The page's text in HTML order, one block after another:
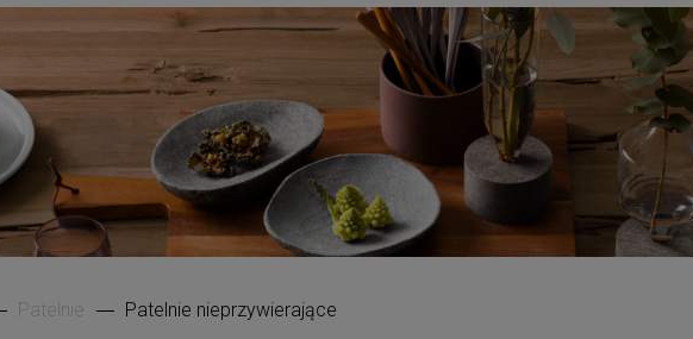
Patelnie Patelnie nieprzywierające